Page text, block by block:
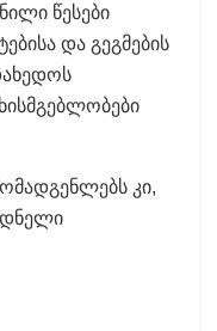
წესები
და გეგმების
კი,